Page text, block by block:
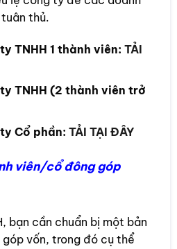
thủ.
TNHH 1 thành viên: TẢI
TNHH (2 thành viên trở
Cổ phần: TẢI TẠI ĐÂY
viên/cổ đông góp
bạn cần chuẩn bị một bản
vốn, trong đó cụ thể